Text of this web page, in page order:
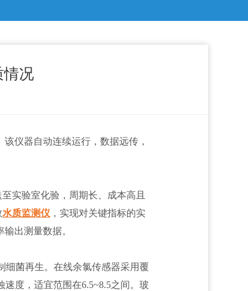
情况
仪器自动连续运行，数据远传，
实验室化验，周期长、成本高且
水质监测仪 ，实现对关键指标的实
出测量数据。
细菌再生。在线余氯传感器采用覆
度，适宜范围在6.5~8.5之间。玻